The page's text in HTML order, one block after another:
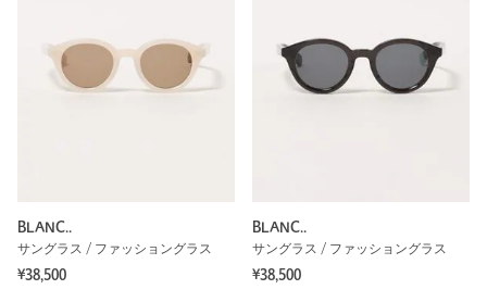
BLANC..
サングラス / ファッショングラス
¥38,500
BLANC..
サングラス / ファッショングラス
¥38,500